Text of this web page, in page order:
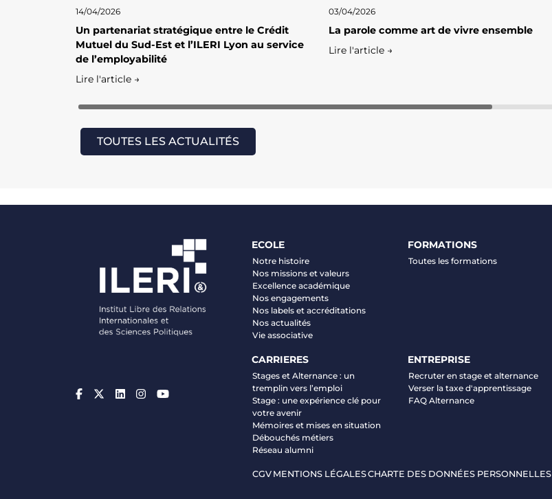
14/04/2026
Un partenariat stratégique entre le Crédit
Mutuel du Sud-Est et l’ILERI Lyon au service
de l’employabilité
Lire l'article →
03/04/2026
La parole comme art de vivre ensemble
Lire l'article →
TOUTES LES ACTUALITÉS
ECOLE
Notre histoire
Nos missions et valeurs
Excellence académique
Nos engagements
Nos labels et accréditations
Nos actualités
Vie associative
FORMATIONS
Toutes les formations
CARRIERES
Stages et Alternance : un
tremplin vers l’emploi
Stage : une expérience clé pour
votre avenir
Mémoires et mises en situation
Débouchés métiers
Réseau alumni
ENTREPRISE
Recruter en stage et alternance
Verser la taxe d'apprentissage
FAQ Alternance
CGV MENTIONS LÉGALESCHARTE DES DONNÉES PERSONNELLES